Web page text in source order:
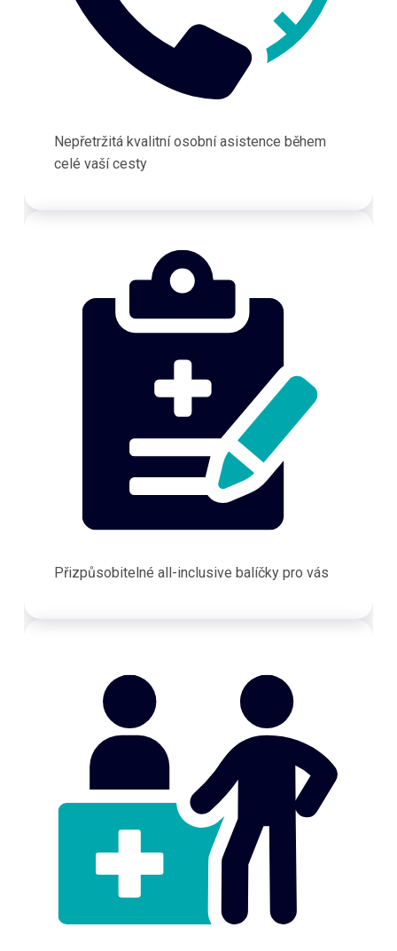
Nepřetržitá kvalitní osobní asistence během
celé vaší cesty
Přizpůsobitelné all-inclusive balíčky pro vás